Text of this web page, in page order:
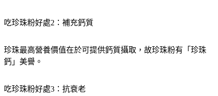
吃珍珠粉好處2：補充鈣質
珍珠最高營養價值在於可提供鈣質攝取，故珍珠粉有「珍珠
鈣」美譽。
吃珍珠粉好處3：抗衰老